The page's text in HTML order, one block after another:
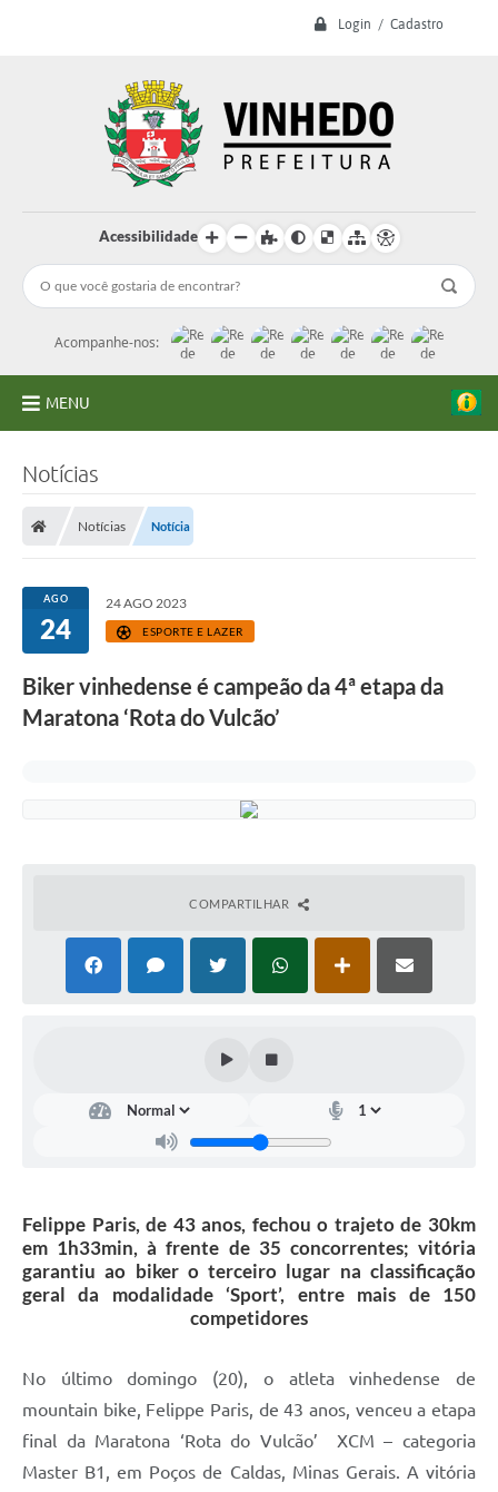
Login / Cadastro
Acessibilidade
Acompanhe-nos:
MENU
Licitações
Transparência
Concursos e Processos Seletivos
Normas e Legislação
Sistema de Protocolo
Listagem dos CEPs de Vinhedo
Acesso à Informação
Vinhedo
Notícias
Notícias Notícia
AGO
24
24 AGO 2023
ESPORTE E LAZER
Biker vinhedense é campeão da 4ª etapa da
Maratona ‘Rota do Vulcão’
COMPARTILHAR
Felippe Paris, de 43 anos, fechou o trajeto de 30km
em 1h33min, à frente de 35 concorrentes; vitória
garantiu ao biker o terceiro lugar na classificação
geral da modalidade ‘Sport’, entre mais de 150
competidores
No último domingo (20), o atleta vinhedense de
mountain bike, Felippe Paris, de 43 anos, venceu a etapa
final da Maratona ‘Rota do Vulcão’ XCM – categoria
Master B1, em Poços de Caldas, Minas Gerais. A vitória